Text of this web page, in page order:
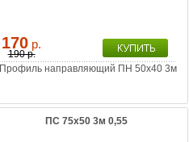
170 р.
190 р.
Профиль направляющий ПН 50х40 3м
ПС 75х50 3м 0,55